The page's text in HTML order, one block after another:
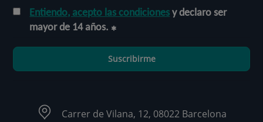
Entiendo, acepto las condicionesy declaro ser
mayor de 14 años.
Suscribirme
Carrer de Vilana, 12, 08022 Barcelona